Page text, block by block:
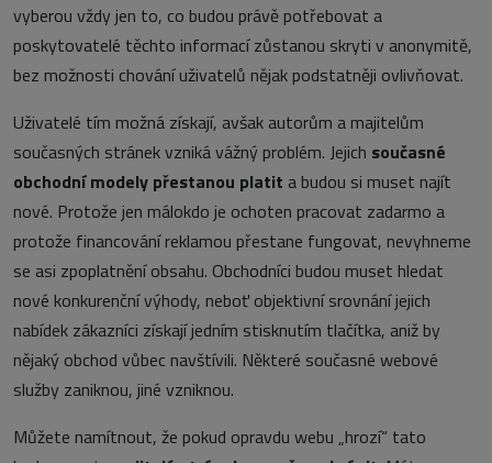
vyberou vždy jen to, co budou právě potřebovat a
poskytovatelé těchto informací zůstanou skryti v anonymitě,
bez možnosti chování uživatelů nějak podstatněji ovlivňovat.
Uživatelé tím možná získají, avšak autorům a majitelům
současných stránek vzniká vážný problém. Jejich současné
obchodní modely přestanou platit a budou si muset najít
nové. Protože jen málokdo je ochoten pracovat zadarmo a
protože financování reklamou přestane fungovat, nevyhneme
se asi zpoplatnění obsahu. Obchodníci budou muset hledat
nové konkurenční výhody, neboť objektivní srovnání jejich
nabídek zákazníci získají jedním stisknutím tlačítka, aniž by
nějaký obchod vůbec navštívili. Některé současné webové
služby zaniknou, jiné vzniknou.
Můžete namítnout, že pokud opravdu webu „hrozí“ tato